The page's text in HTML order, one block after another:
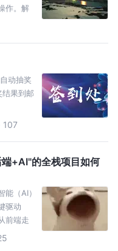
作。解
进行反
动抽奖
果到邮
107
+AI"的全栈项目如何
（AI）
驱动
前端走